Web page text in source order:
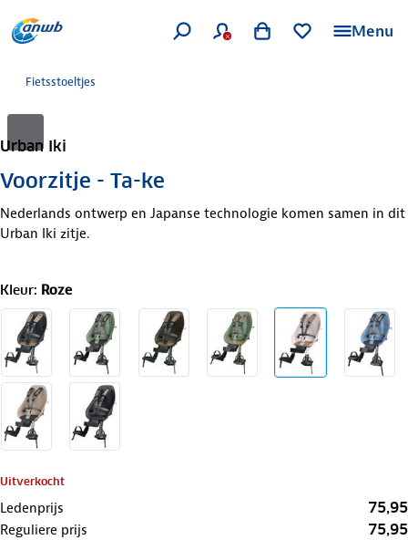
Menu
Fietsstoeltjes
Urban Iki
Voorzitje - Ta-ke
Nederlands ontwerp en Japanse technologie komen samen in dit
Urban Iki zitje.
Kleur: Roze
Uitverkocht
Ledenprijs 75,95
Reguliere prijs 75,95